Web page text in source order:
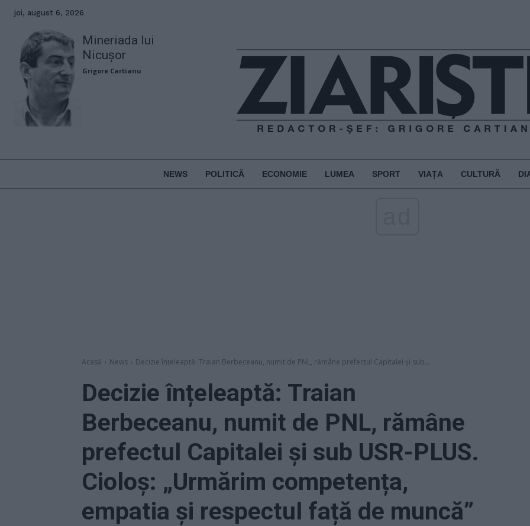
joi, august 6, 2026
Mineriada lui
Nicușor
Grigore Cartianu
NEWS POLITICĂ ECONOMIE LUMEA SPORT VIAȚA CULTURĂ
Acasă News Decizie înțeleaptă: Traian Berbeceanu, numit de PNL, rămâne prefectul Capitalei și sub...
Decizie înțeleaptă: Traian
Berbeceanu, numit de PNL, rămâne
prefectul Capitalei și sub USR-PLUS.
Cioloș: „Urmărim competența,
empatia și respectul față de muncă”